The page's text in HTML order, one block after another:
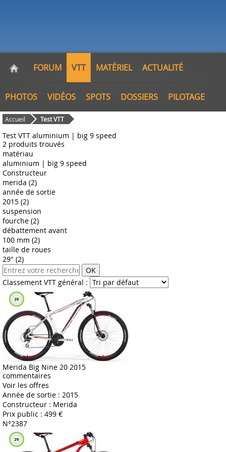
FORUM VTT MATÉRIEL ACTUALITÉ
PHOTOS VIDÉOS SPOTS DOSSIERS PILOTAGE
Accueil Test VTT
Test VTT aluminium | big 9 speed
2 produits trouvés
matériau
aluminium | big 9 speed
Constructeur
merida (2)
année de sortie
2015 (2)
suspension
fourche (2)
débattement avant
100 mm (2)
taille de roues
29" (2)
OK
Classement VTT général :
Merida Big Nine 20 2015
commentaires
Voir les offres
Année de sortie : 2015
Constructeur : Merida
Prix public : 499 €
N°2387